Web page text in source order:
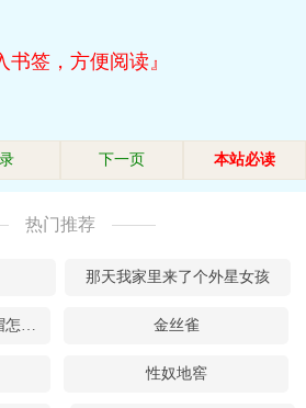
书签，方便阅读』
下一页 本站必读
热门推荐
那天我家里来了个外星女孩
我的女友总想被我戴绿帽怎么办 金丝雀
性奴地窖